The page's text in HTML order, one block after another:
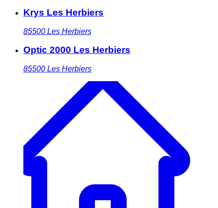
Krys Les Herbiers
85500 Les Herbiers
Optic 2000 Les Herbiers
85500 Les Herbiers